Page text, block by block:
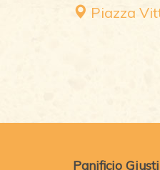
Piazza
Panificio Giusti